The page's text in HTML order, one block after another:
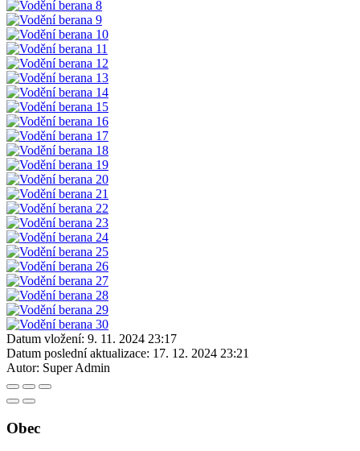
Datum vložení: 9. 11. 2024 23:17
Datum poslední aktualizace: 17. 12. 2024 23:21
Autor: Super Admin
Obec